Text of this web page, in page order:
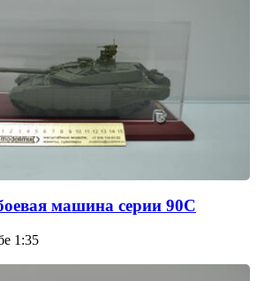
машина серии 90С
1:35